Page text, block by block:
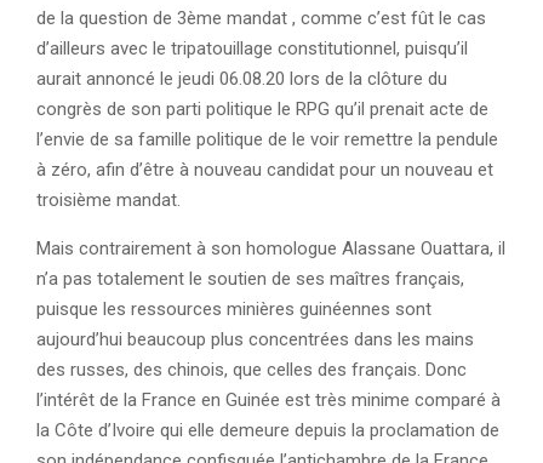
de la question de 3ème mandat , comme c’est fût le cas
d’ailleurs avec le tripatouillage constitutionnel, puisqu’il
aurait annoncé le jeudi 06.08.20 lors de la clôture du
congrès de son parti politique le RPG qu’il prenait acte de
l’envie de sa famille politique de le voir remettre la pendule
à zéro, afin d’être à nouveau candidat pour un nouveau et
troisième mandat.
Mais contrairement à son homologue Alassane Ouattara, il
n’a pas totalement le soutien de ses maîtres français,
puisque les ressources minières guinéennes sont
aujourd’hui beaucoup plus concentrées dans les mains
des russes, des chinois, que celles des français. Donc
l’intérêt de la France en Guinée est très minime comparé à
la Côte d’Ivoire qui elle demeure depuis la proclamation de